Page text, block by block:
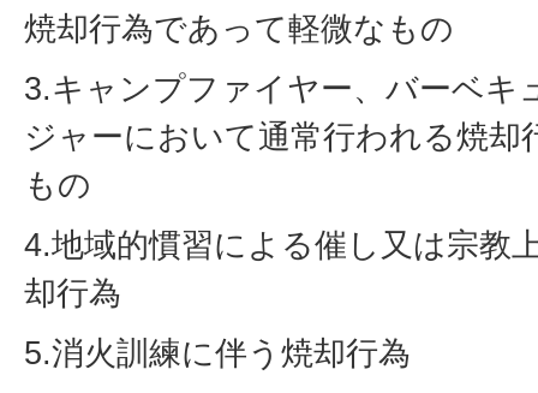
焼却行為であって軽微なもの
3.キャンプファイヤー、バーベキ
ジャーにおいて通常行われる焼却
もの
4.地域的慣習による催し又は宗教
却行為
5.消火訓練に伴う焼却行為